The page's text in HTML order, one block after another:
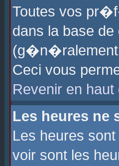
Toutes vos
dans la base
(g�n�ralement
Ceci vous
Revenir en haut
Les heures ne
Les heures
voir sont les